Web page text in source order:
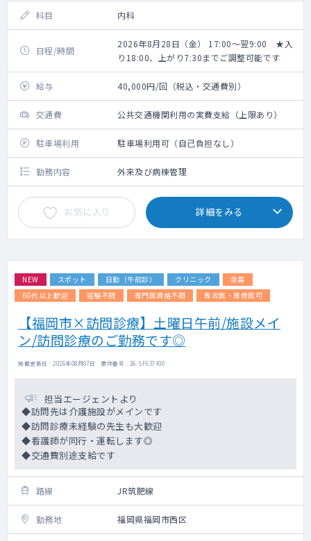
科目 内科
日程/時間
2026年8月28日（金） 17:00～翌9:00 ★入
り18:00、上がり7:30までご調整可能です
給与 40,000円/回（税込・交通費別）
交通費 公共交通機関利用の実費支給（上限あり）
駐車場利用 駐車場利用可（自己負担なし）
勤務内容 外来及び病棟管理
お気に入り 詳細をみる
NEW スポット 日勤（午前診） クリニック
急募
60代以上歓迎
経験不問 専門医資格不問 専攻医・専修医可
【福岡市×訪問診療】土曜日午前/施設メイ
ン/訪問診療のご勤務です◎
掲載更新日 : 2026年08月07日 案件番号 : 26-SF637430
担当エージェントより
◆訪問先は介護施設がメインです
◆訪問診療未経験の先生も大歓迎
◆看護師が同行・運転します◎
◆交通費別途支給です
路線 JR筑肥線
勤務地 福岡県福岡市西区